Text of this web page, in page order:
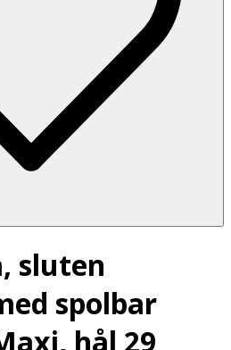
sluten
spolbar
hål 29